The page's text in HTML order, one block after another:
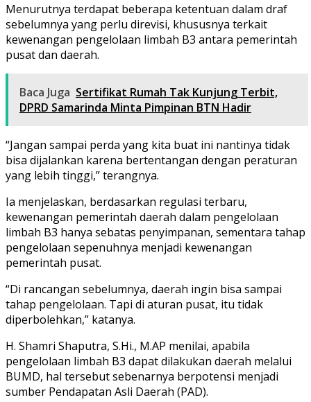
Menurutnya terdapat beberapa ketentuan dalam draf
sebelumnya yang perlu direvisi, khususnya terkait
kewenangan pengelolaan limbah B3 antara pemerintah
pusat dan daerah.
Baca Juga Sertifikat Rumah Tak Kunjung Terbit,
DPRD Samarinda Minta Pimpinan BTN Hadir
“Jangan sampai perda yang kita buat ini nantinya tidak
bisa dijalankan karena bertentangan dengan peraturan
yang lebih tinggi,” terangnya.
Ia menjelaskan, berdasarkan regulasi terbaru,
kewenangan pemerintah daerah dalam pengelolaan
limbah B3 hanya sebatas penyimpanan, sementara tahap
pengelolaan sepenuhnya menjadi kewenangan
pemerintah pusat.
“Di rancangan sebelumnya, daerah ingin bisa sampai
tahap pengelolaan. Tapi di aturan pusat, itu tidak
diperbolehkan,” katanya.
H. Shamri Shaputra, S.Hi., M.AP menilai, apabila
pengelolaan limbah B3 dapat dilakukan daerah melalui
BUMD, hal tersebut sebenarnya berpotensi menjadi
sumber Pendapatan Asli Daerah (PAD).